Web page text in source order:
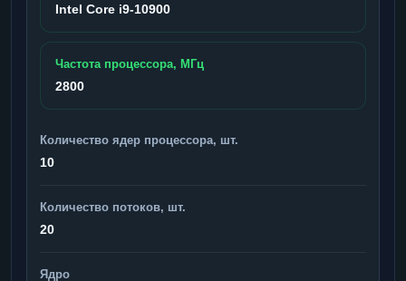
Intel Core i9-10900
Частота процессора, МГц
2800
Количество ядер процессора, шт.
10
Количество потоков, шт.
20
Ядро